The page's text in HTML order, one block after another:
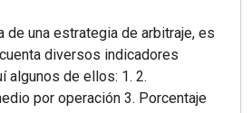
de una estrategia de arbitraje, es
diversos indicadores
algunos de ellos: 1. 2.
por operación 3. Porcentaje